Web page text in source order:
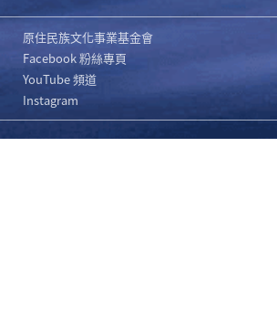
原住民族文化事業基金會
Facebook 粉絲專頁
YouTube 頻道
Instagram